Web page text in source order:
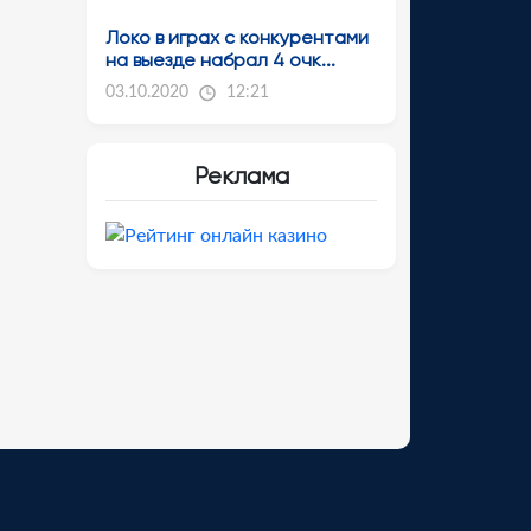
Локо в играх с конкурентами
на выезде набрал 4 очк...
03.10.2020 12:21
Реклама